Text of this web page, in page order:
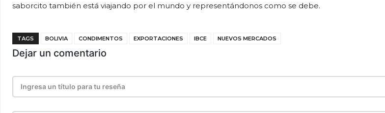
saborcito también está viajando por el mundo y representándonos como se debe.
TAGS BOLIVIA CONDIMENTOS EXPORTACIONES IBCE NUEVOS MERCADOS
Dejar un comentario